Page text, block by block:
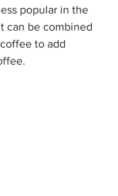
popular in the
can be combined
to add